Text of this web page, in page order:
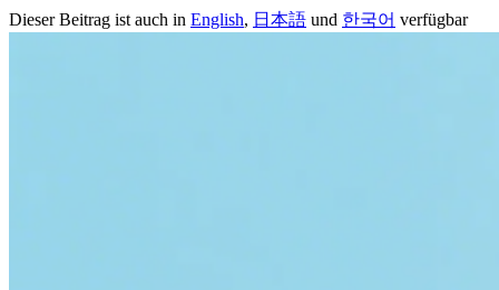
Dieser Beitrag ist auch in English, 日本語 und 한국어 verfügbar